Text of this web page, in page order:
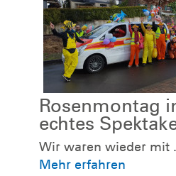
Rosenmontag
echtes
Wir waren wieder mit
Mehr erfahren